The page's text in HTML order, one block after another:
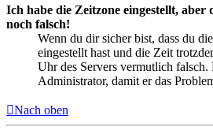
Ich habe die Zeitzone eingestellt,
noch falsch!
Wenn du dir sicher bist, dass du
eingestellt hast und die Zeit
Uhr des Servers vermutlich
Administrator, damit er das
Nach oben